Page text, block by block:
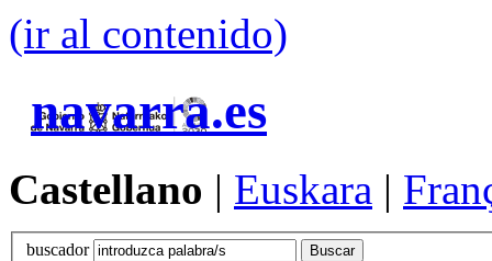
(ir al contenido)
navarra.es
Castellano | Euskara |
buscador